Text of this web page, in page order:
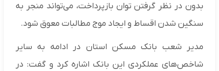
بدون در نظر گرفتن توان بازپرداخت، می‌تواند منجر به
سنگین شدن اقساط و ایجاد موج مطالبات معوق شود.
مدیر شعب بانک مسکن استان در ادامه به سایر
شاخص‌های عملکردی این بانک اشاره کرد و گفت: در